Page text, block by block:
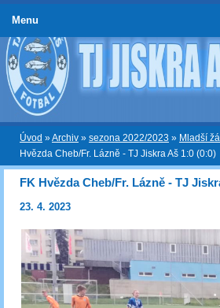
Úvod »Archiv » sezona 2022/2023 » Mladší
Hvězda Cheb/Fr. Lázně - TJ Jiskra Aš 1:0 (0:0)
FK Hvězda Cheb/Fr. Lázně - TJ
23. 4. 2023
Menu